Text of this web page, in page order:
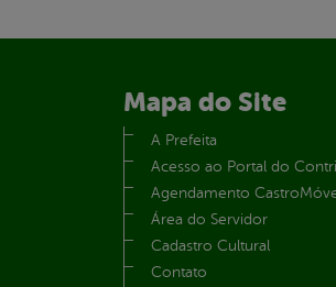
Mapa do Site
A Prefeita
Acesso ao Portal do
Agendamento
Área do Servidor
Cadastro Cultural
Contato